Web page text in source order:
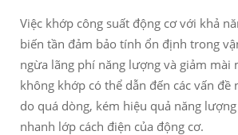
Việc khớp công suất động cơ với khả
biến tần đảm bảo tính ổn định trong
ngừa lãng phí năng lượng và giảm mài
không khớp có thể dẫn đến các vấn đề
do quá dòng, kém hiệu quả năng
nhanh lớp cách điện của động cơ.